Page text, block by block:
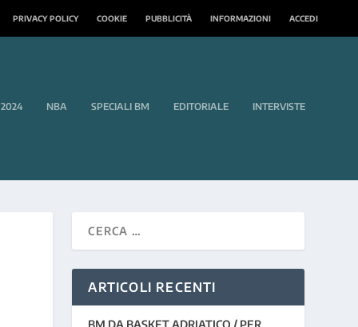
PRIVACY POLICY COOKIE PUBBLICITÀ INFORMAZIONI ACCEDI
NBA SPECIALI BM EDITORIALE INTERVISTE
ARTICOLI RECENTI
BM DA BASKET ADRIATICO / PER